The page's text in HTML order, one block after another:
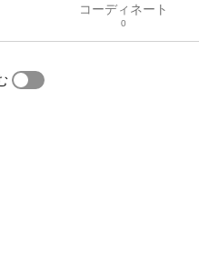
コーディネート
0